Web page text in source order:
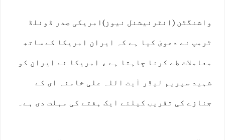
واشنگٹن (انٹرنیشنل نیوز)امریکی صدر ڈونلڈ
ٹرمپ نے دعویٰ کیا ہے کہ ایران امریکا کے ساتھ
معاملات طے کرنا چاہتا ہے ، امریکا نے ایران کو
شہید سپریم لیڈر آیت اللہ علی خامنہ ای کے
جنازے کی تقریب کیلئے ایک ہفتے کی مہلت دی ہے۔